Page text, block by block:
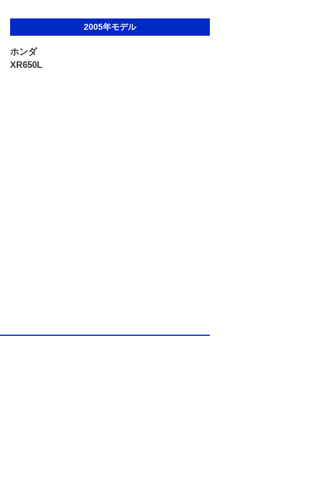
2005年モデル
ホンダ
XR650L